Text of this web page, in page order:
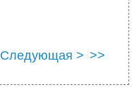
Следующая > >>